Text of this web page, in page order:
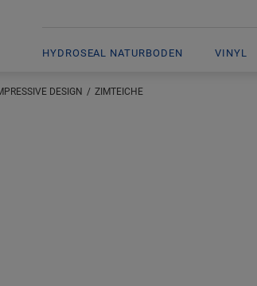
HYDROSEAL NATURBODEN VINYL
DESIGN ZIMTEICHE